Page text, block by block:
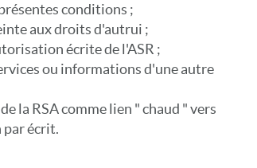
conditions ;
aux droits d'autrui ;
écrite de l'ASR ;
ou informations d'une autre
la RSA comme lien " chaud " vers
par écrit.